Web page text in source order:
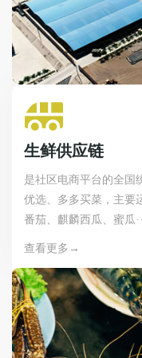
生鲜供应链
是社区电商平台的全国
优选、多多买菜，主要
番茄、麒麟西瓜、蜜瓜
查看更多→